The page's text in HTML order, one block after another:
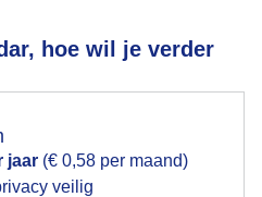
hoe wil je verder
jaar (€ 0,58 per maand)
veilig
gebruiken voor het